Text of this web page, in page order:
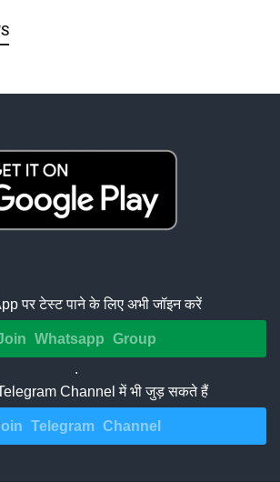
पर टेस्ट पाने के लिए अभी जॉइन करें
Whatsapp Group
.
Channel में भी जुड़ सकते हैं
Telegram Channel